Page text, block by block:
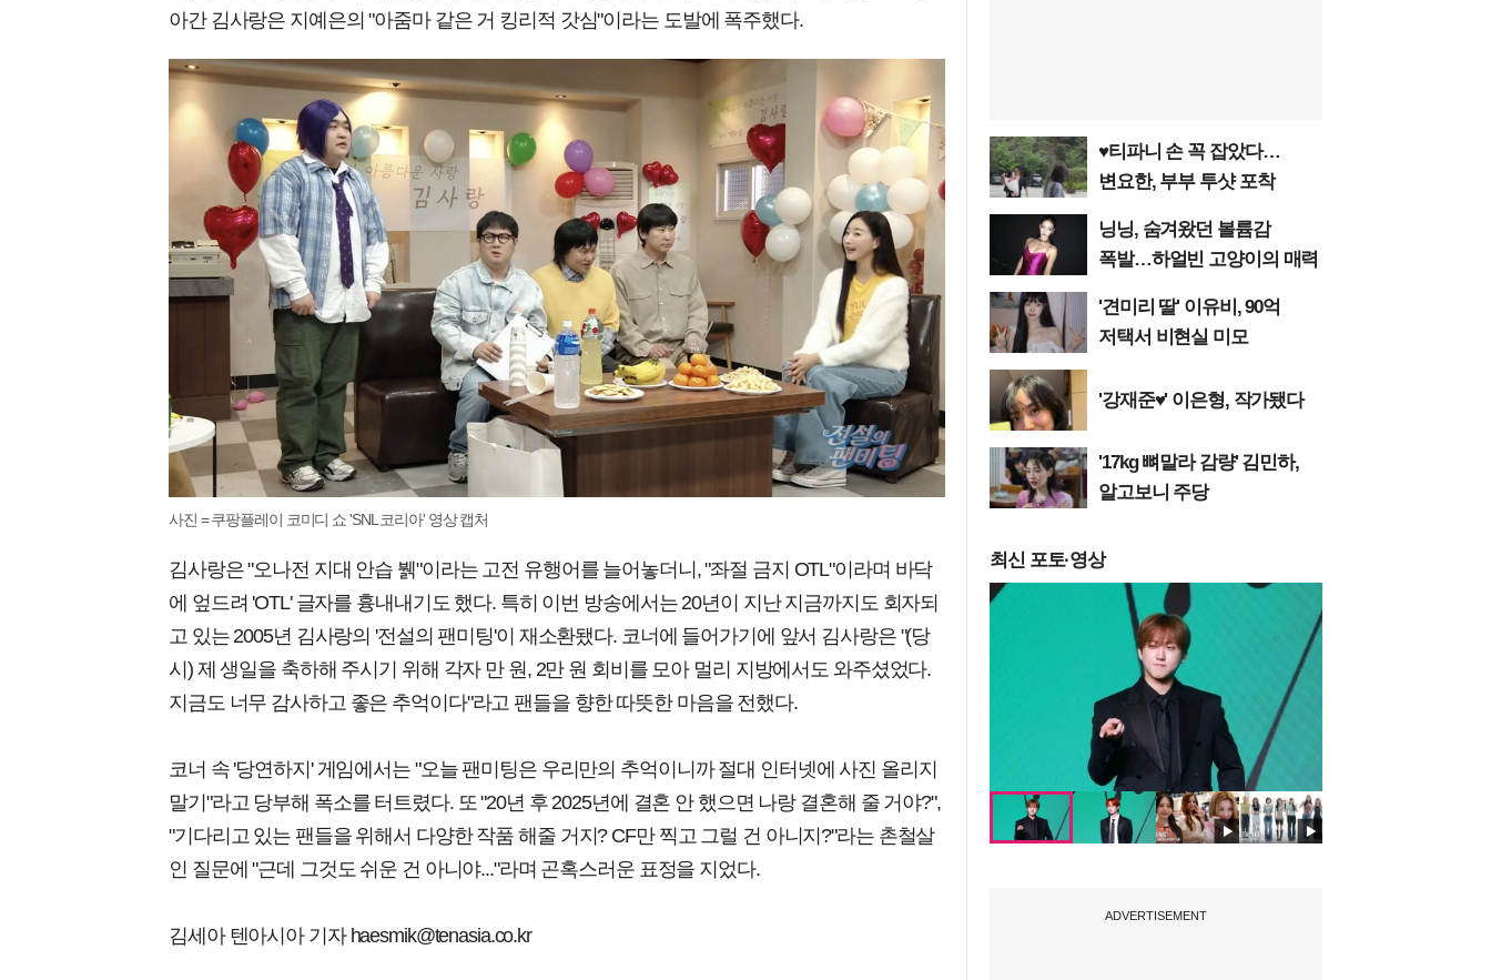
아간 김사랑은 지예은의 "아줌마 같은 거 킹리적 갓심"이라는 도발에 폭주했다.
사진 = 쿠팡플레이 코미디 쇼 'SNL 코리아' 영상 캡처
김사랑은 "오나전 지대 안습 뷁"이라는 고전 유행어를 늘어놓더니, "좌절 금지 OTL"이라며 바닥
에 엎드려 'OTL' 글자를 흉내내기도 했다. 특히 이번 방송에서는 20년이 지난 지금까지도 회자되
고 있는 2005년 김사랑의 '전설의 팬미팅'이 재소환됐다. 코너에 들어가기에 앞서 김사랑은 "(당
시) 제 생일을 축하해 주시기 위해 각자 만 원, 2만 원 회비를 모아 멀리 지방에서도 와주셨었다.
지금도 너무 감사하고 좋은 추억이다"라고 팬들을 향한 따뜻한 마음을 전했다.
코너 속 '당연하지' 게임에서는 "오늘 팬미팅은 우리만의 추억이니까 절대 인터넷에 사진 올리지
말기"라고 당부해 폭소를 터트렸다. 또 "20년 후 2025년에 결혼 안 했으면 나랑 결혼해 줄 거야?",
"기다리고 있는 팬들을 위해서 다양한 작품 해줄 거지? CF만 찍고 그럴 건 아니지?"라는 촌철살
인 질문에 "근데 그것도 쉬운 건 아니야..."라며 곤혹스러운 표정을 지었다.
김세아 텐아시아 기자 haesmik@tenasia.co.kr
♥티파니 손 꼭 잡았다…
변요한, 부부 투샷 포착
닝닝, 숨겨왔던 볼륨감
폭발…하얼빈 고양이의 매력
'견미리 딸' 이유비, 90억
저택서 비현실 미모
'강재준♥' 이은형, 작가됐다
'17kg 뼈말라 감량' 김민하,
알고보니 주당
최신 포토·영상
ADVERTISEMENT